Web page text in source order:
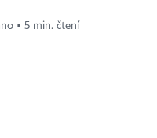
▪ 5 min. čtení